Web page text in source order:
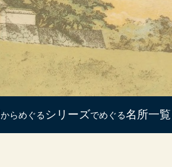
からめぐる シリーズでめぐる名所一覧